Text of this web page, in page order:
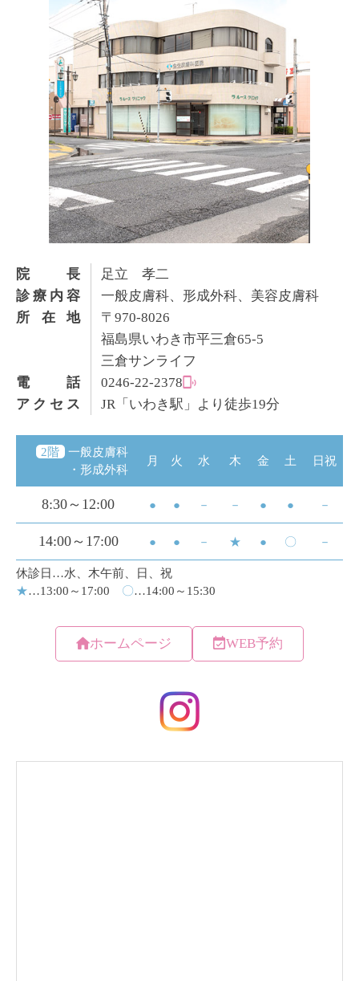
院長
足立 孝二
診療内容
一般皮膚科、形成外科、美容皮膚科
所在地
〒970-8026
福島県いわき市平三倉65-5
三倉サンライフ
電話
0246-22-2378
アクセス
JR「いわき駅」より徒歩19分
ホームページ WEB予約